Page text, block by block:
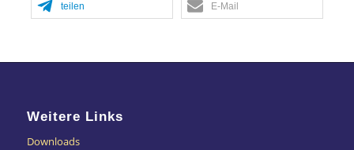
teilen E-Mail
Weitere Links
Downloads